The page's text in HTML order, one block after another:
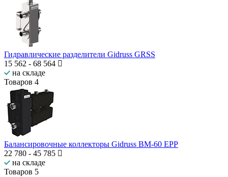
Гидравлические разделители Gidruss GRSS
15 562 - 68 564
на складе
Товаров 4
Балансировочные коллекторы Gidruss BM-60 EPP
22 780 - 45 785
на складе
Товаров 5